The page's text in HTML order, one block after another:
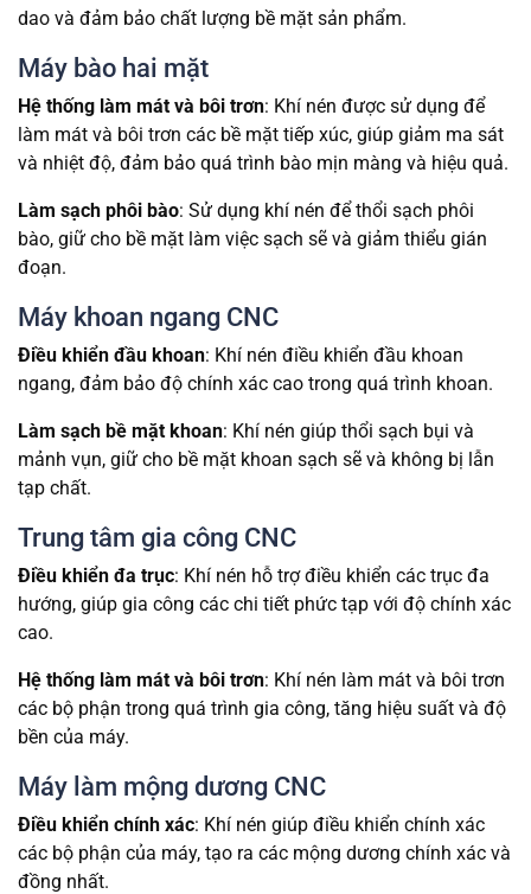
dao và đảm bảo chất lượng bề mặt sản phẩm.
Máy bào hai mặt
Hệ thống làm mát và bôi trơn: Khí nén được sử dụng để
làm mát và bôi trơn các bề mặt tiếp xúc, giúp giảm ma sát
và nhiệt độ, đảm bảo quá trình bào mịn màng và hiệu quả.
Làm sạch phôi bào: Sử dụng khí nén để thổi sạch phôi
bào, giữ cho bề mặt làm việc sạch sẽ và giảm thiểu gián
đoạn.
Máy khoan ngang CNC
Điều khiển đầu khoan: Khí nén điều khiển đầu khoan
ngang, đảm bảo độ chính xác cao trong quá trình khoan.
Làm sạch bề mặt khoan: Khí nén giúp thổi sạch bụi và
mảnh vụn, giữ cho bề mặt khoan sạch sẽ và không bị lẫn
tạp chất.
Trung tâm gia công CNC
Điều khiển đa trục: Khí nén hỗ trợ điều khiển các trục đa
hướng, giúp gia công các chi tiết phức tạp với độ chính xác
cao.
Hệ thống làm mát và bôi trơn: Khí nén làm mát và bôi trơn
các bộ phận trong quá trình gia công, tăng hiệu suất và độ
bền của máy.
Máy làm mộng dương CNC
Điều khiển chính xác: Khí nén giúp điều khiển chính xác
các bộ phận của máy, tạo ra các mộng dương chính xác và
đồng nhất.